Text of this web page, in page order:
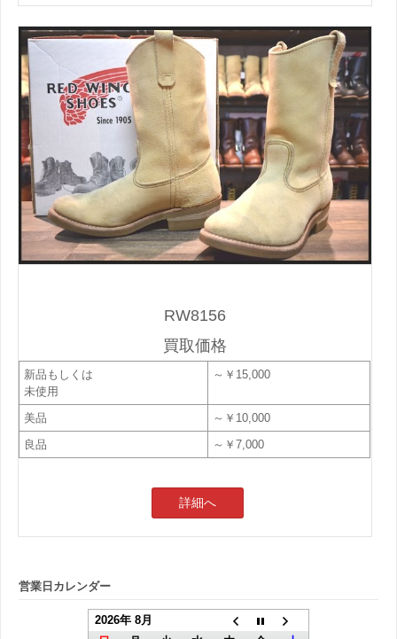
RW8156
買取価格
新品もしくは
未使用
～￥15,000
美品
～￥10,000
良品
～￥7,000
詳細へ
営業日カレンダー
2026年 8月